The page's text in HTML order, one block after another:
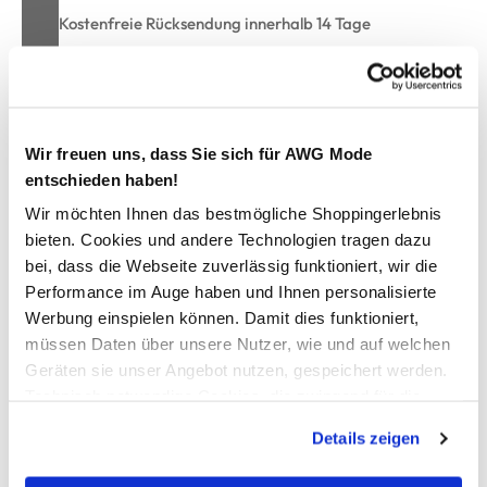
Wir freuen uns, dass Sie sich für AWG Mode
entschieden haben!
Wir möchten Ihnen das bestmögliche Shoppingerlebnis
bieten. Cookies und andere Technologien tragen dazu
bei, dass die Webseite zuverlässig funktioniert, wir die
Performance im Auge haben und Ihnen personalisierte
Werbung einspielen können. Damit dies funktioniert,
müssen Daten über unsere Nutzer, wie und auf welchen
Geräten sie unser Angebot nutzen, gespeichert werden.
werden, werden bei der Nutzung der Webseite auf jeden
Fall gesetzt. Cookies von Drittanbietern für Analyse- oder
Details zeigen
Kostenfreie Rücksendung innerhalb 14 Tage
Kostenlose Filiallieferung in Ihre Wunschfiliale
Zur Wunschliste hinzufügen
Damen Sport T-Shirt mit Bund
Modisches Sportshirt von Grinario Sports
Runder Ausschnitt
Überschnittene Ärmel
Melierte Optik